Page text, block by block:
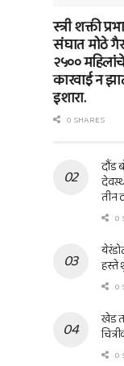
स्त्री शक्ती
संघात मोठे
२५००
कारवाई न
इशारा.
0 SHARES
दौंड
तीन
0
हस्ते
0
खेड
0